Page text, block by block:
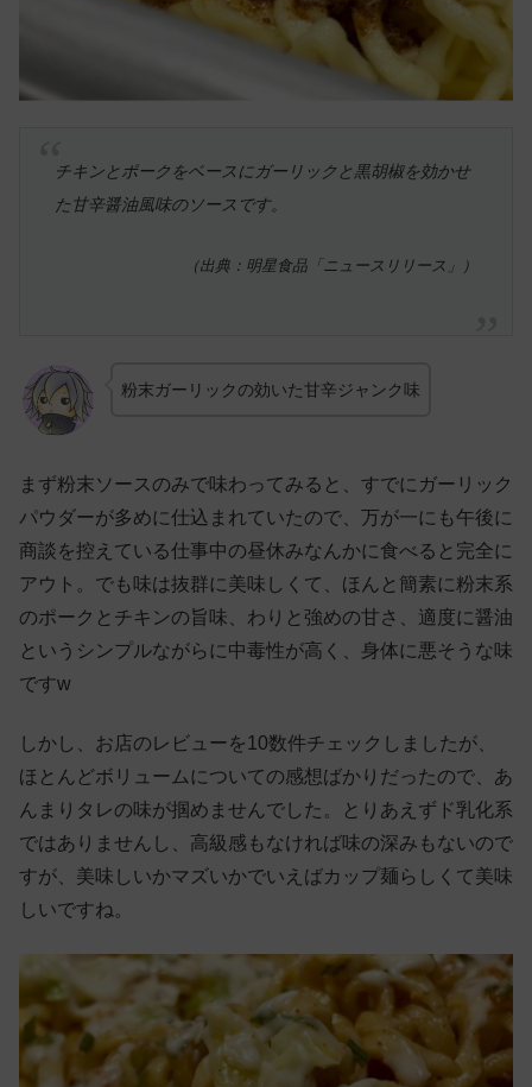
チキンとポークをベースにガーリックと黒胡椒を効かせ
た甘辛醤油風味のソースです。
（出典：明星食品「ニュースリリース」）
粉末ガーリックの効いた甘辛ジャンク味
まず粉末ソースのみで味わってみると、すでにガーリック
パウダーが多めに仕込まれていたので、万が一にも午後に
商談を控えている仕事中の昼休みなんかに食べると完全に
アウト。でも味は抜群に美味しくて、ほんと簡素に粉末系
のポークとチキンの旨味、わりと強めの甘さ、適度に醤油
というシンプルながらに中毒性が高く、身体に悪そうな味
ですw
しかし、お店のレビューを10数件チェックしましたが、
ほとんどボリュームについての感想ばかりだったので、あ
んまりタレの味が掴めませんでした。とりあえずド乳化系
ではありませんし、高級感もなければ味の深みもないので
すが、美味しいかマズいかでいえばカップ麺らしくて美味
しいですね。